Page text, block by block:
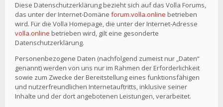
Diese Datenschutzerklärung bezieht sich auf das Volla Forums,
das unter der Internet-Domäne forum.volla.online betrieben
wird. Für die Volla Homepage, die unter der Internet-Adresse
volla.online betrieben wird, gilt eine gesonderte
Datenschutzerklärung.
Personenbezogene Daten (nachfolgend zumeist nur „Daten“
genannt) werden von uns nur im Rahmen der Erforderlichkeit
sowie zum Zwecke der Bereitstellung eines funktionsfähigen
und nutzerfreundlichen Internetauftritts, inklusive seiner
Inhalte und der dort angebotenen Leistungen, verarbeitet.